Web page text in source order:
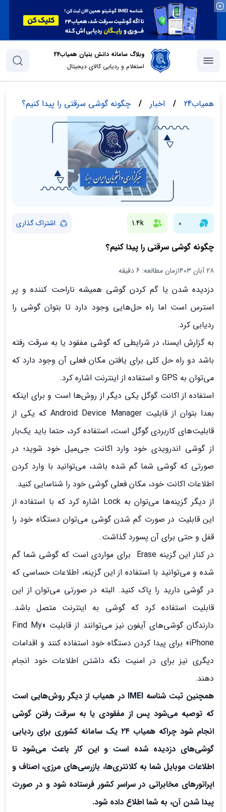
وبلاگ سامانه دانش بنیان همیاب24
استعلام و ردیابی کالای دیجیتال
همیاب24 / اخبار / چگونه گوشی سرقتی را پیدا کنیم؟
0
1.4k اشتراک گذاری
چگونه گوشی سرقتی را پیدا کنیم؟
۲۸ آبان ۱۴۰۳ زمان مطالعه: 6 دقیقه
دزدیده شدن یا گم کردن گوشی همیشه ناراحت کننده و پر
استرس است اما راه حل‌هایی وجود دارد تا بتوان گوشی را
ردیابی کرد.
به گزارش ایسنا، در شرایطی که گوشی مفقود یا به سرقت رفته
باشد دو راه حل کلی برای یافتن مکان فعلی آن وجود دارد که
می‌توان به GPS و استفاده از اینترنت اشاره کرد.
استفاده از اکانت گوگل یکی دیگر از روش‌ها است و برای اینکه
بعدا بتوان از قابلیت Android Device Manager که یکی از
قابلیت‌های کاربردی گوگل است، استفاده کرد، حتما باید یک‌بار
از گوشی اندرویدی خود وارد اکانت جی‌میل خود شوید؛ در
صورتی که گوشی شما گم شده باشد، می‌توانید با وارد کردن
اطلاعات اکانت خود، مکان فعلی گوشی خود را شناسایی کنید.
از دیگر گزینه‌ها می‌توان به Lock اشاره کرد که با استفاده از
این قابلیت در صورت گم شدن گوشی می‌توان دستگاه خود را
قفل و حتی برای آن پسورد گذاشت.
در کنار این گزینه Erase برای مواردی است که گوشی شما گم
شده و می‌توانید با استفاده از این گزینه، اطلاعات حساسی که
در گوشی دارید را پاک کنید. البته در صورتی می‌توان از این
قابلیت استفاده کرد که گوشی به اینترنت متصل باشد.
دارندگان گوشی‌های آیفون نیز می‌توانند از قابلیت «Find My
iPhone» برای پیدا کردن دستگاه خود استفاده کنند و اقدامات
دیگری نیز برای در امنیت نگه داشتن اطلاعات خود انجام
دهند.
همچنین ثبت شناسه IMEI در همیاب از دیگر روش‌هایی است
که توصیه می‌شود پس از مفقودی یا به سرقت رفتن گوشی
انجام شود چراکه همیاب ۲۴ یک سامانه کشوری برای ردیابی
گوشی‌های دزدیده شده است و این کار باعث می‌شود تا
اطلاعات موبایل شما به کلانتری‌ها، بازرسی‌های مرزی، اصناف و
اپراتورهای مخابراتی در سراسر کشور فرستاده شود و در صورت
پیدا شدن آن، به شما اطلاع داده شود.